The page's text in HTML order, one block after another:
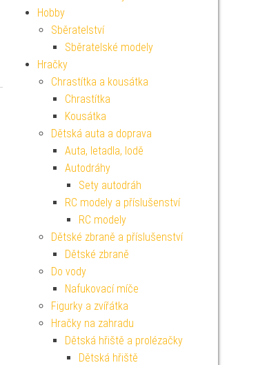
Hobby
Sběratelství
Sběratelské modely
Hračky
Chrastítka a kousátka
Chrastítka
Kousátka
Dětská auta a doprava
Auta, letadla, lodě
Autodráhy
Sety autodráh
RC modely a příslušenství
RC modely
Dětské zbraně a příslušenství
Dětské zbraně
Do vody
Nafukovací míče
Figurky a zvířátka
Hračky na zahradu
Dětská hřiště a prolézačky
Dětská hřiště